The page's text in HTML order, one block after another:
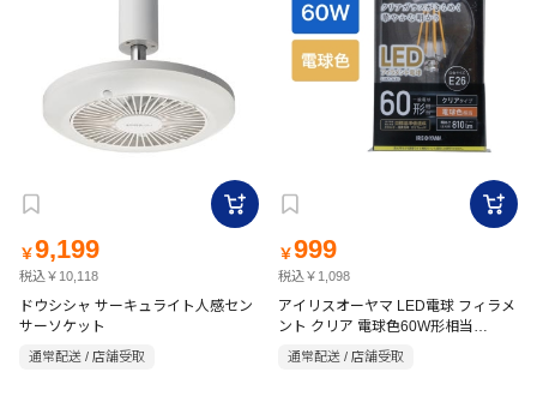
￥9,199
税込￥10,118
ドウシシャ サーキュライト人感セン
サーソケット
通常配送 / 店舗受取
￥999
税込￥1,098
アイリスオーヤマ LED電球 フィラメ
ント クリア 電球色60W形相当
(810lm) LDA7L-G-FC クリア
通常配送 / 店舗受取